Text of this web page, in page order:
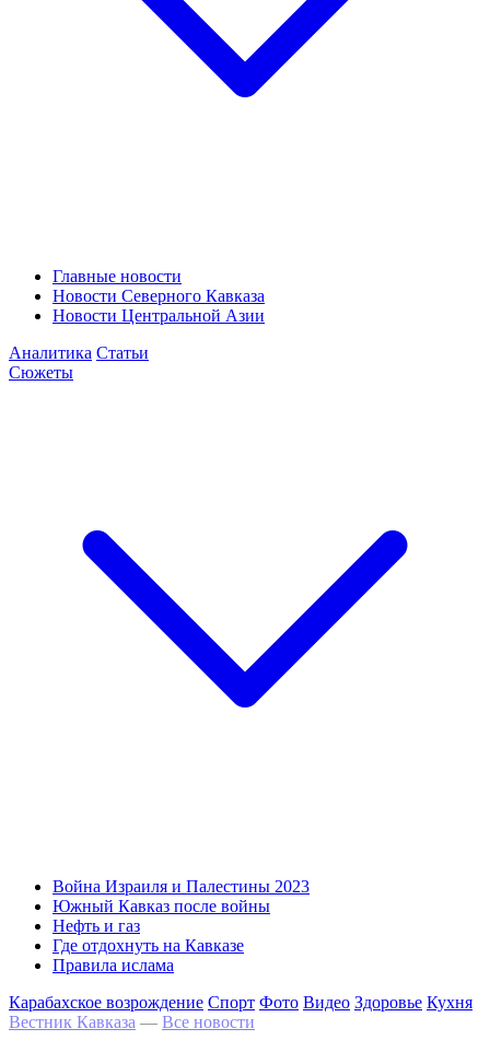
Главные новости
Новости Северного Кавказа
Новости Центральной Азии
Аналитика Статьи
Сюжеты
Война Израиля и Палестины 2023
Южный Кавказ после войны
Нефть и газ
Где отдохнуть на Кавказе
Правила ислама
Карабахское возрождение Спорт Фото Видео Здоровье Кухня
Вестник Кавказа — Все новости